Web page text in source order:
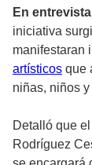
En
iniciativa
manifestaran
artísticos que
niñas, niños
Detalló que
Rodríguez